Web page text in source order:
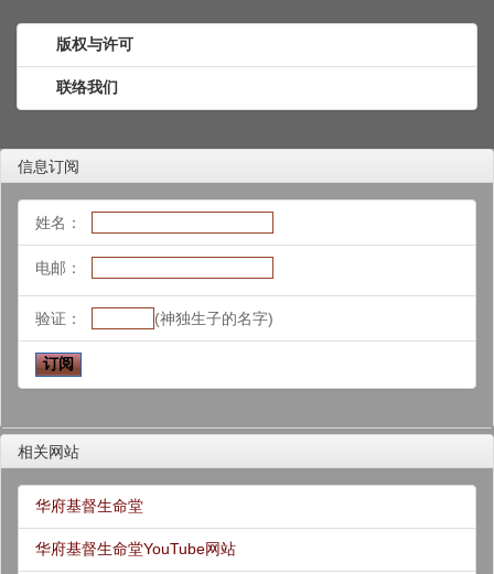
版权与许可
联络我们
信息订阅
姓名：
电邮：
验证： (神独生子的名字)
相关网站
华府基督生命堂
华府基督生命堂YouTube网站